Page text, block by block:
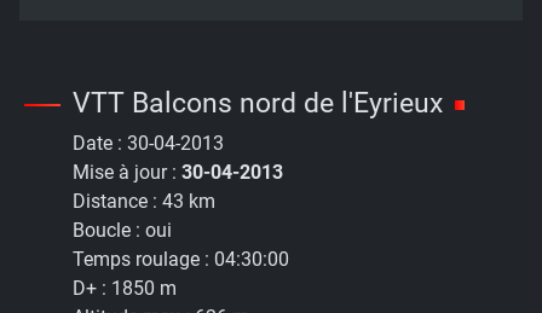
VTT Balcons nord de l'Eyrieux
Date : 30-04-2013
Mise à jour : 30-04-2013
Distance : 43 km
Boucle : oui
Temps roulage : 04:30:00
D+ : 1850 m